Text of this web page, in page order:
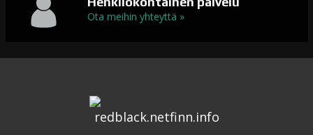
Ota meihin yhteyttä »